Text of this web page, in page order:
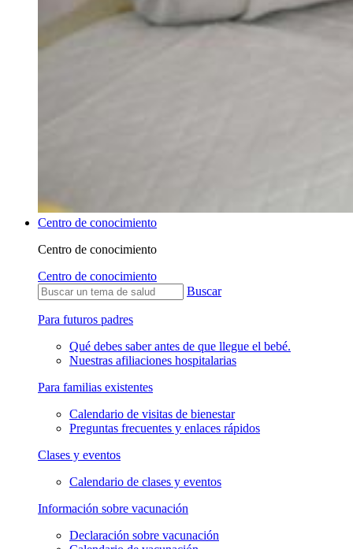
Centro de conocimiento
Centro de conocimiento
Centro de conocimiento
Buscar
Para futuros padres
Qué debes saber antes de que llegue el bebé.
Nuestras afiliaciones hospitalarias
Para familias existentes
Calendario de visitas de bienestar
Preguntas frecuentes y enlaces rápidos
Clases y eventos
Calendario de clases y eventos
Información sobre vacunación
Declaración sobre vacunación